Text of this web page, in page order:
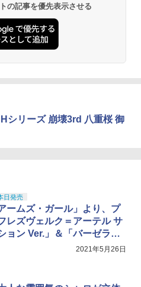
の記事を優先表示させる
シリーズ 崩壊3rd 八重桜 御
日発売
ームズ・ガール」より、プ
レズヴェルク＝アーテル サ
ョン Ver.」＆「バーゼラル
Ver.」が本日発売！2021年5月26日